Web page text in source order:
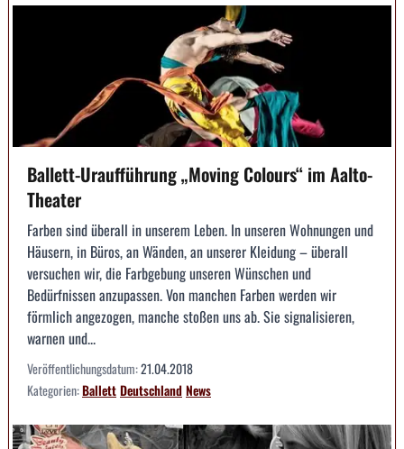
Ballett-Uraufführung „Moving Colours“ im Aalto-
Theater
Farben sind überall in unserem Leben. In unseren Wohnungen und
Häusern, in Büros, an Wänden, an unserer Kleidung – überall
versuchen wir, die Farbgebung unseren Wünschen und
Bedürfnissen anzupassen. Von manchen Farben werden wir
förmlich angezogen, manche stoßen uns ab. Sie signalisieren,
warnen und...
Veröffentlichungsdatum:21.04.2018
Kategorien:BallettDeutschlandNews